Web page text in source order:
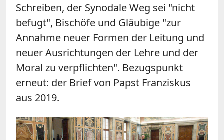
Schreiben, der Synodale Weg sei "nicht
befugt", Bischöfe und Gläubige "zur
Annahme neuer Formen der Leitung und
neuer Ausrichtungen der Lehre und der
Moral zu verpflichten". Bezugspunkt
erneut: der Brief von Papst Franziskus
aus 2019.